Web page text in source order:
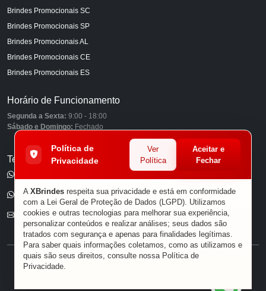
Brindes Promocionais SC
Brindes Promocionais SP
Brindes Promocionais AL
Brindes Promocionais CE
Brindes Promocionais ES
Horário de Funcionamento
Segunda a Sexta: 9:00 - 18:00
Sábado e Domingo: Fechado
Telefones
(11) 96585-7462
E-mail
® XBRINDES
Política de
Privacidade
Ver
Política
Aceitar e
Fechar
A XBrindes respeita sua privacidade e está em conformidade
com a Lei Geral de Proteção de Dados (LGPD). Utilizamos
cookies e outras tecnologias para melhorar sua experiência,
personalizar conteúdos e realizar análises; seus dados são
tratados com segurança e apenas para finalidades legítimas.
Para saber quais informações coletamos, como as utilizamos e
quais são seus direitos, consulte nossa Política de
Privacidade.